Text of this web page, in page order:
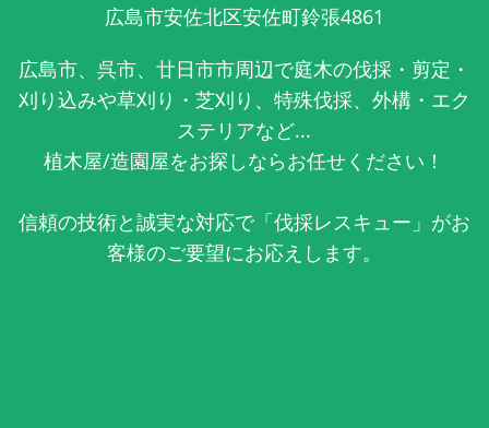
広島市安佐北区安佐町鈴張4861
広島市、呉市、廿日市市周辺で庭木の伐採・剪定・
刈り込みや草刈り・芝刈り、特殊伐採、外構・エク
ステリアなど...
植木屋/造園屋をお探しならお任せください！
信頼の技術と誠実な対応で「伐採レスキュー」がお
客様のご要望にお応えします。